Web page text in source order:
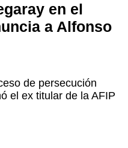
en el
a Alfonso
de persecución
el ex titular de la AFIP